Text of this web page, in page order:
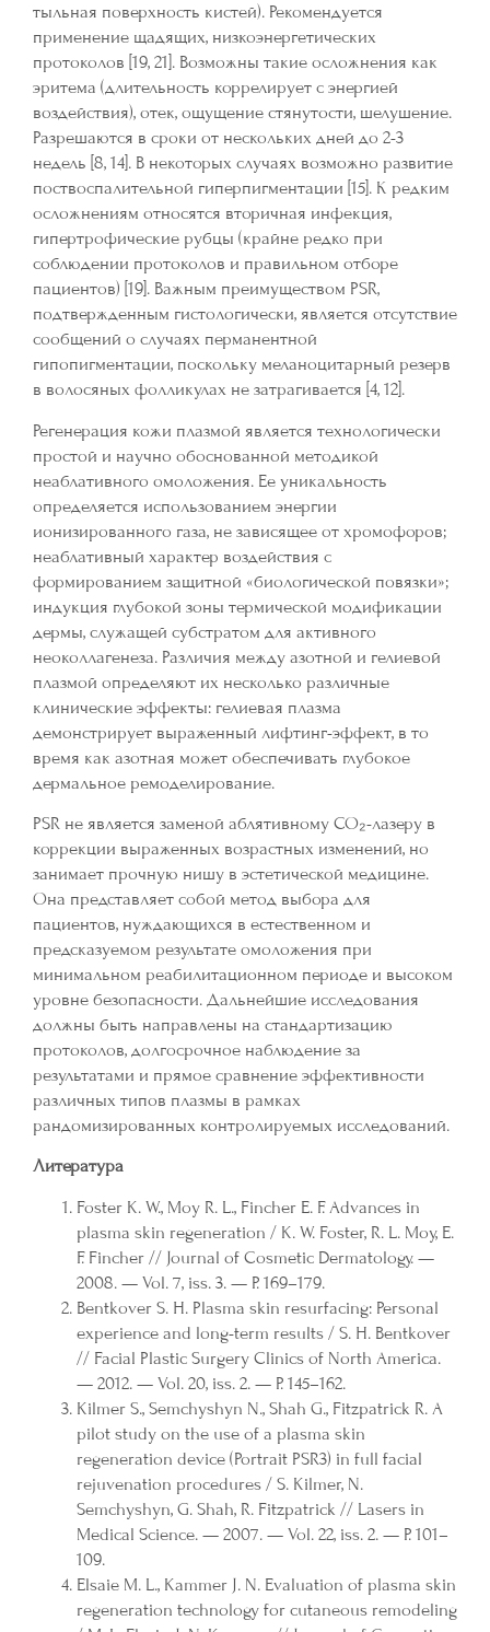
тыльная поверхность кистей). Рекомендуется
применение щадящих, низкоэнергетических
протоколов [19, 21]. Возможны такие осложнения как
эритема (длительность коррелирует с энергией
воздействия), отек, ощущение стянутости, шелушение.
Разрешаются в сроки от нескольких дней до 2-3
недель [8, 14]. В некоторых случаях возможно развитие
поствоспалительной гиперпигментации [15]. К редким
осложнениям относятся вторичная инфекция,
гипертрофические рубцы (крайне редко при
соблюдении протоколов и правильном отборе
пациентов) [19]. Важным преимуществом PSR,
подтвержденным гистологически, является отсутствие
сообщений о случаях перманентной
гипопигментации, поскольку меланоцитарный резерв
в волосяных фолликулах не затрагивается [4, 12].
Регенерация кожи плазмой является технологически
простой и научно обоснованной методикой
неаблативного омоложения. Ее уникальность
определяется использованием энергии
ионизированного газа, не зависящее от хромофоров;
неаблативный характер воздействия с
формированием защитной «биологической повязки»;
индукция глубокой зоны термической модификации
дермы, служащей субстратом для активного
неоколлагенеза. Различия между азотной и гелиевой
плазмой определяют их несколько различные
клинические эффекты: гелиевая плазма
демонстрирует выраженный лифтинг-эффект, в то
время как азотная может обеспечивать глубокое
дермальное ремоделирование.
PSR не является заменой аблятивному CO₂-лазеру в
коррекции выраженных возрастных изменений, но
занимает прочную нишу в эстетической медицине.
Она представляет собой метод выбора для
пациентов, нуждающихся в естественном и
предсказуемом результате омоложения при
минимальном реабилитационном периоде и высоком
уровне безопасности. Дальнейшие исследования
должны быть направлены на стандартизацию
протоколов, долгосрочное наблюдение за
результатами и прямое сравнение эффективности
различных типов плазмы в рамках
рандомизированных контролируемых исследований.
Литература
Foster K. W., Moy R. L., Fincher E. F. Advances in
plasma skin regeneration / K. W. Foster, R. L. Moy, E.
F. Fincher // Journal of Cosmetic Dermatology. —
2008. — Vol. 7, iss. 3. — P. 169–179.
Bentkover S. H. Plasma skin resurfacing: Personal
experience and long-term results / S. H. Bentkover
// Facial Plastic Surgery Clinics of North America.
— 2012. — Vol. 20, iss. 2. — P. 145–162.
Kilmer S., Semchyshyn N., Shah G., Fitzpatrick R. A
pilot study on the use of a plasma skin
regeneration device (Portrait PSR3) in full facial
rejuvenation procedures / S. Kilmer, N.
Semchyshyn, G. Shah, R. Fitzpatrick // Lasers in
Medical Science. — 2007. — Vol. 22, iss. 2. — P. 101–
109.
Elsaie M. L., Kammer J. N. Evaluation of plasma skin
regeneration technology for cutaneous remodeling